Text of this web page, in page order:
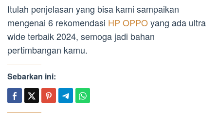
Itulah penjelasan yang bisa kami sampaikan
mengenai 6 rekomendasi HP OPPOyang ada ultra
wide terbaik 2024, semoga jadi bahan
pertimbangan kamu.
Sebarkan ini: